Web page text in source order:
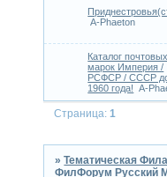
A-Phaeton
Каталог почтовых
марок Империя /
РСФСР / СССР
1960 года!
A-
Страница:1
»Тематическая
ФилФорум Русский